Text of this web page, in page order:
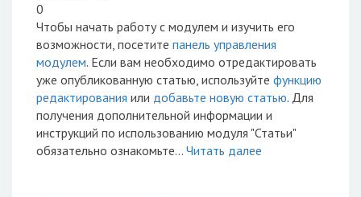
0
Чтобы начать работу с модулем и изучить его
возможности, посетите панель управления
модулем. Если вам необходимо отредактировать
уже опубликованную статью, используйте функцию
редактирования или добавьте новую статью. Для
получения дополнительной информации и
инструкций по использованию модуля "Статьи"
обязательно ознакомьте... Читать далее